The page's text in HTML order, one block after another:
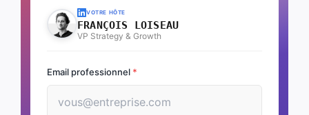
VOTRE HÔTE
FRANÇOIS LOISEAU
VP Strategy & Growth
Email professionnel *